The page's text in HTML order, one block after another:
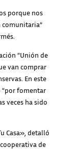
porque nos
comunitaria”
“Unión de
van comprar
En este
“por fomentar
veces ha sido
Casa», detalló
de